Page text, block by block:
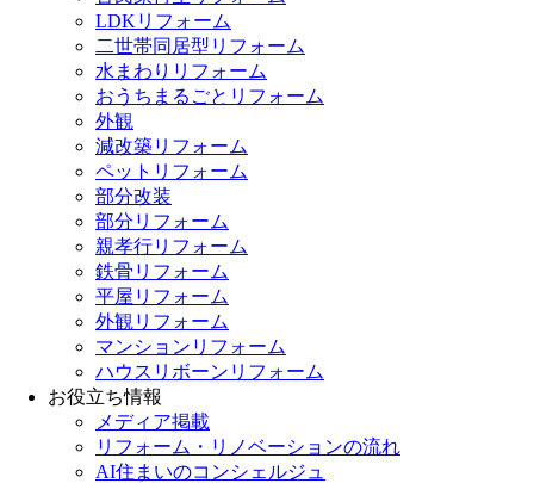
LDKリフォーム
二世帯同居型リフォーム
水まわりリフォーム
おうちまるごとリフォーム
外観
減改築リフォーム
ペットリフォーム
部分改装
部分リフォーム
親孝行リフォーム
鉄骨リフォーム
平屋リフォーム
外観リフォーム
マンションリフォーム
ハウスリボーンリフォーム
お役立ち情報
メディア掲載
リフォーム・リノベーションの流れ
AI住まいのコンシェルジュ